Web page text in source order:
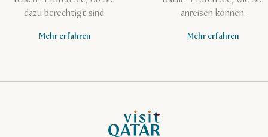
dazu berechtigt sind.
Mehr erfahren
anreisen können.
Mehr erfahren
VisitQatar Homepage